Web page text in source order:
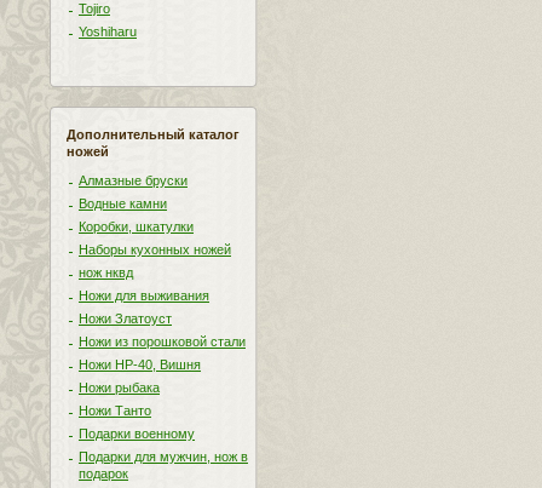
Tojiro
Yoshiharu
Дополнительный каталог
ножей
Алмазные бруски
Водные камни
Коробки, шкатулки
Наборы кухонных ножей
нож нквд
Ножи для выживания
Ножи Златоуст
Ножи из порошковой стали
Ножи НР-40, Вишня
Ножи рыбака
Ножи Танто
Подарки военному
Подарки для мужчин, нож в
подарок